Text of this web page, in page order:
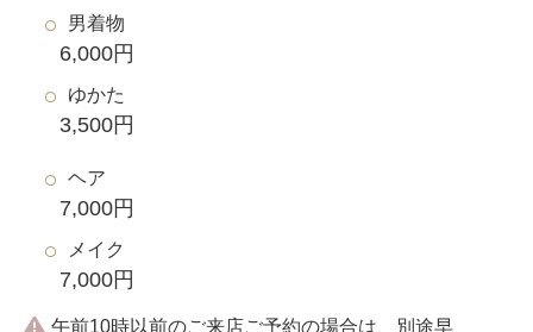
男着物
6,000円
ゆかた
3,500円
ヘア
7,000円
メイク
7,000円
午前10時以前のご来店ご予約の場合は、別途早